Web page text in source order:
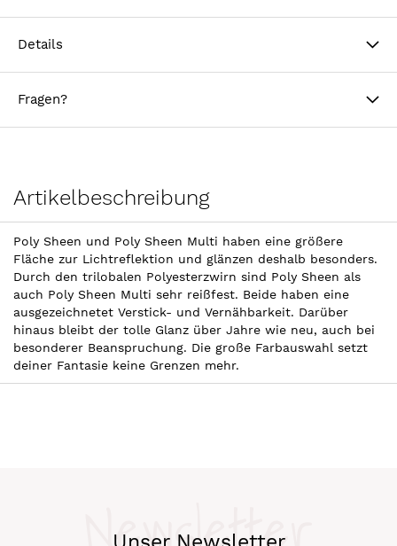
Details
Fragen?
Artikelbeschreibung
Poly Sheen und Poly Sheen Multi haben eine größere
Fläche zur Lichtreflektion und glänzen deshalb besonders.
Durch den trilobalen Polyesterzwirn sind Poly Sheen als
auch Poly Sheen Multi sehr reißfest. Beide haben eine
ausgezeichnetet Verstick- und Vernähbarkeit. Darüber
hinaus bleibt der tolle Glanz über Jahre wie neu, auch bei
besonderer Beanspruchung. Die große Farbauswahl setzt
deiner Fantasie keine Grenzen mehr.